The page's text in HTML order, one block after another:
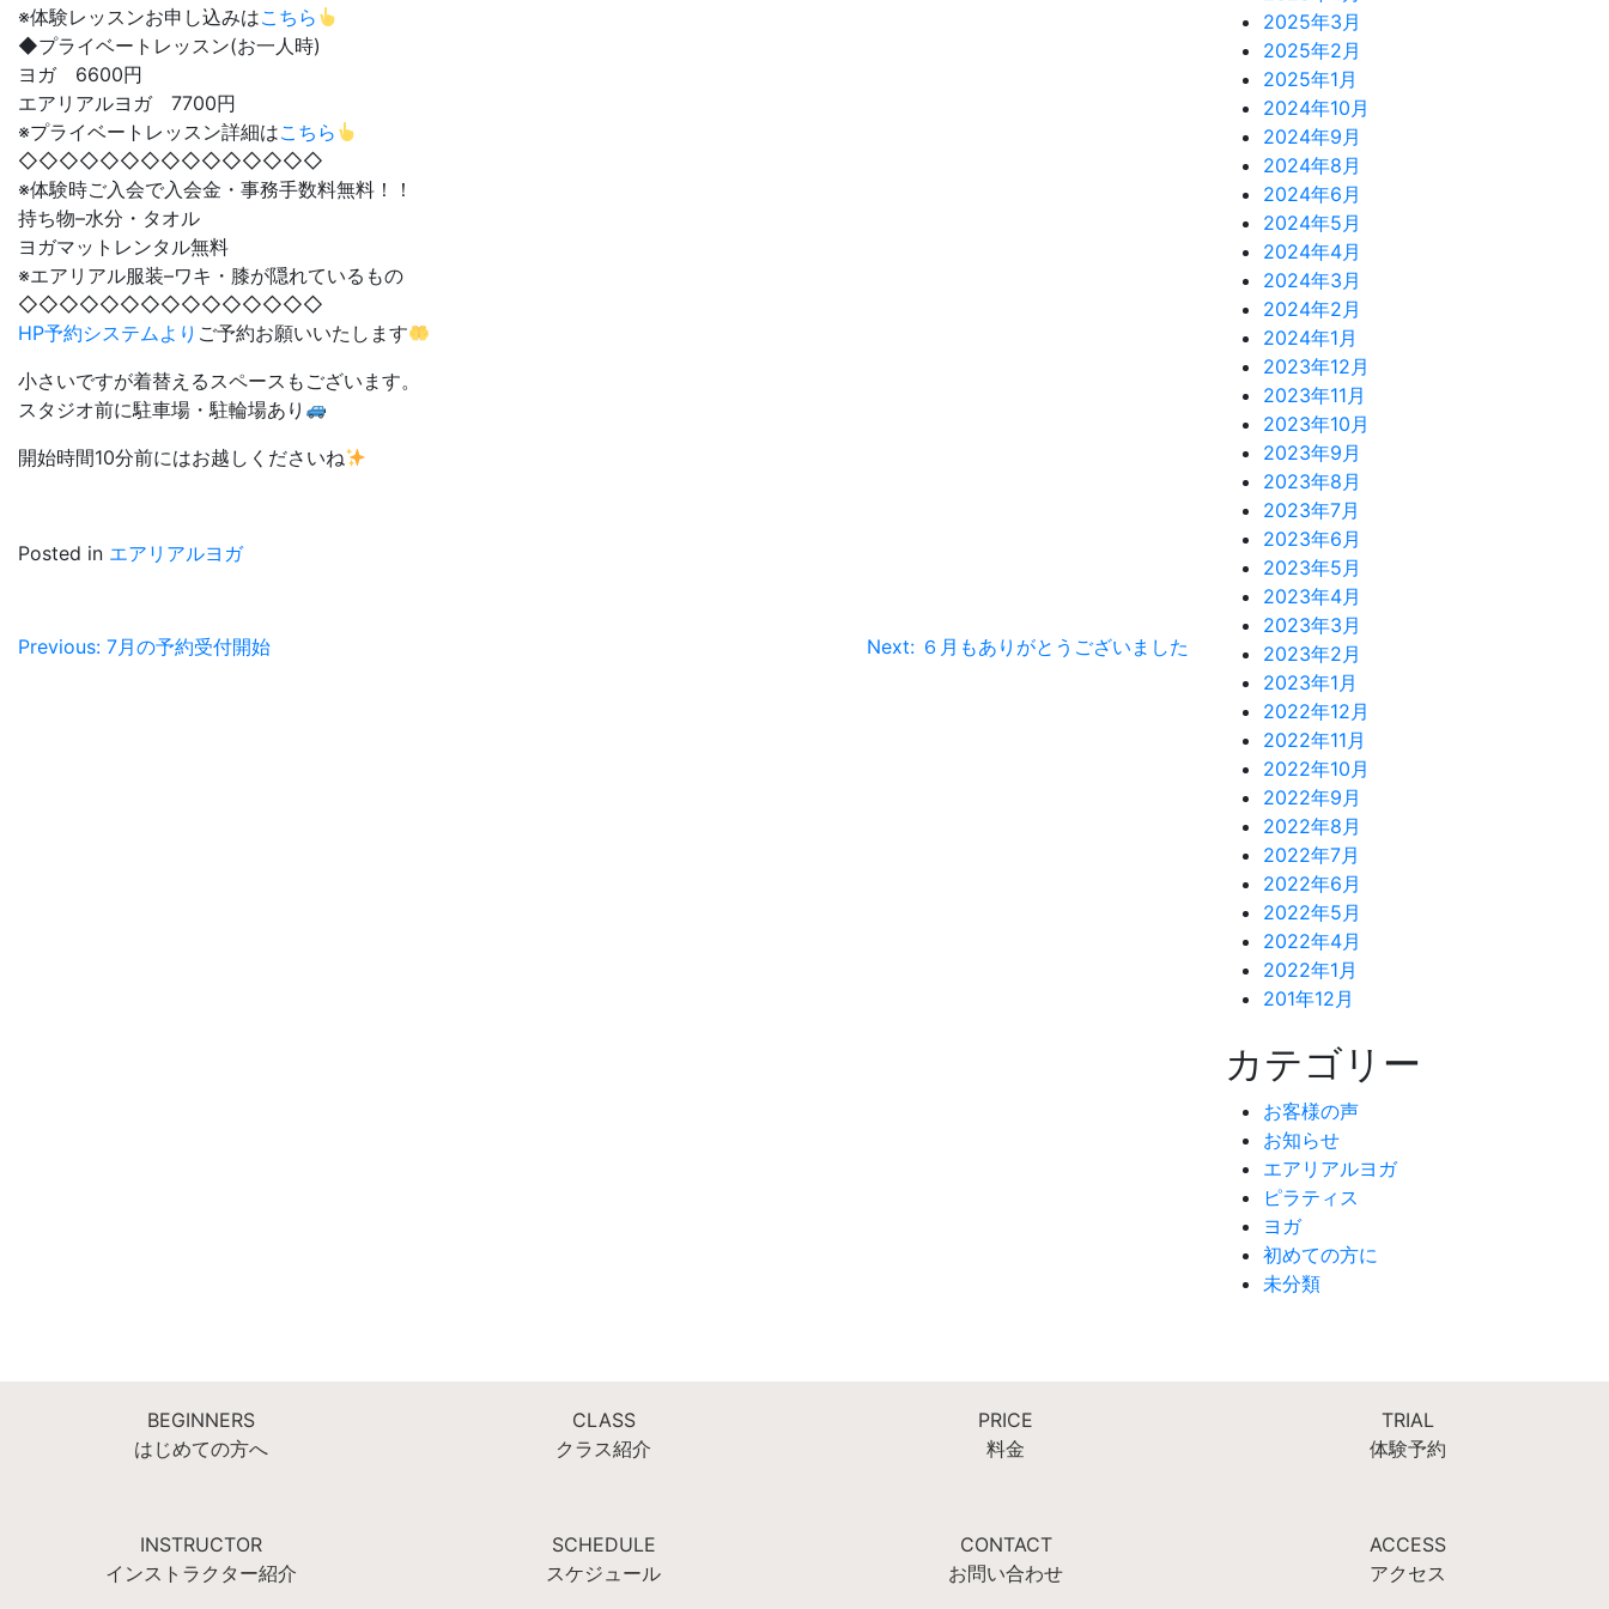
※体験レッスンお申し込みはこちら
◆プライベートレッスン(お一人時)
ヨガ 6600円
エアリアルヨガ 7700円
※プライベートレッスン詳細はこちら
◇◇◇◇◇◇◇◇◇◇◇◇◇◇◇
※体験時ご入会で入会金・事務手数料無料！！
持ち物–水分・タオル
ヨガマットレンタル無料
※エアリアル服装–ワキ・膝が隠れているもの
◇◇◇◇◇◇◇◇◇◇◇◇◇◇◇
HP予約システムより ご予約お願いいたします
小さいですが着替えるスペースもございます。
スタジオ前に駐車場・駐輪場あり
開始時間10分前にはお越しくださいね
Posted in エアリアルヨガ
投
Previous: 7月の予約受付開始 Next: ６月もありがとうございました
2025年3月
2025年2月
2025年1月
2024年10月
2024年9月
2024年8月
2024年6月
2024年5月
2024年4月
2024年3月
2024年2月
2024年1月
2023年12月
2023年11月
2023年10月
2023年9月
2023年8月
2023年7月
2023年6月
2023年5月
2023年4月
2023年3月
2023年2月
2023年1月
2022年12月
2022年11月
2022年10月
2022年9月
2022年8月
2022年7月
2022年6月
2022年5月
2022年4月
2022年1月
201年12月
カテゴリー
お客様の声
お知らせ
エアリアルヨガ
ピラティス
ヨガ
初めての方に
未分類
BEGINNERS
はじめての方へ
CLASS
クラス紹介
PRICE
料金
TRIAL
体験予約
INSTRUCTOR
インストラクター紹介
SCHEDULE
スケジュール
CONTACT
お問い合わせ
ACCESS
アクセス